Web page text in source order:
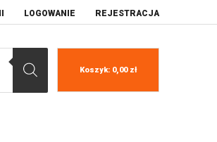
LOGOWANIE REJESTRACJA
Koszyk: 0,00 zł